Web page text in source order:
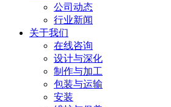
公司动态
行业新闻
关于我们
在线咨询
设计与深化
制作与加工
包装与运输
安装